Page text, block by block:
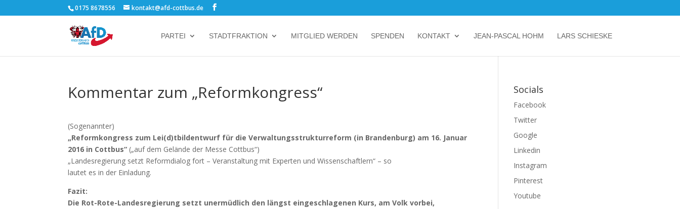
0175 8678556 kontakt@afd-cottbus.de
PARTEI STADTFRAKTION MITGLIED WERDEN SPENDEN KONTAKT JEAN-PASCAL HOHM LARS SCHIESKE
Kommentar zum „Reformkongress“
(Sogenannter)
„Reformkongress zum Lei(d)tbildentwurf für die Verwaltungsstrukturreform (in Brandenburg) am 16. Januar
2016 in Cottbus“ („auf dem Gelände der Messe Cottbus“)
„Landesregierung setzt Reformdialog fort – Veranstaltung mit Experten und Wissenschaftlern“ – so
lautet es in der Einladung.
Fazit:
Die Rot-Rote-Landesregierung setzt unermüdlich den längst eingeschlagenen Kurs, am Volk vorbei,
Socials
Facebook
Twitter
Google
Linkedin
Instagram
Pinterest
Youtube